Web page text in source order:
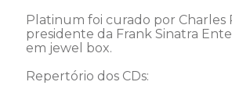
Platinum foi curado por Charles
presidente da Frank Sinatra
em jewel box.
Repertório dos CDs: